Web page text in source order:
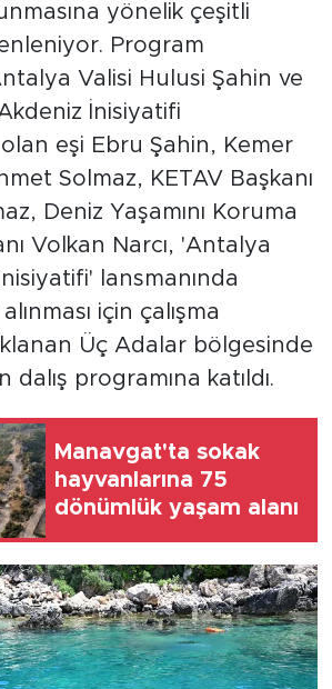
yönelik çeşitli
Program
Valisi Hulusi Şahin ve
İnisiyatifi
eşi Ebru Şahin, Kemer
Solmaz, KETAV Başkanı
Deniz Yaşamını Koruma
Volkan Narcı, 'Antalya
lansmanında
için çalışma
Üç Adalar bölgesinde
programına katıldı.
Manavgat'ta sokak
hayvanlarına 75
dönümlük yaşam alanı